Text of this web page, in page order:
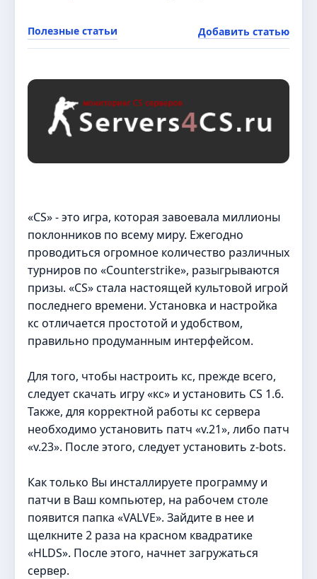
Полезные статьи Добавить статью
«CS» - это игра, которая завоевала миллионы
поклонников по всему миру. Ежегодно
проводиться огромное количество различных
турниров по «Counterstrike», разыгрываются
призы. «CS» стала настоящей культовой игрой
последнего времени. Установка и настройка
кс отличается простотой и удобством,
правильно продуманным интерфейсом.
Для того, чтобы настроить кс, прежде всего,
следует скачать игру «кс» и установить CS 1.6.
Также, для корректной работы кс сервера
необходимо установить патч «v.21», либо патч
«v.23». После этого, следует установить z-bots.
Как только Вы инсталлируете программу и
патчи в Ваш компьютер, на рабочем столе
появится папка «VALVE». Зайдите в нее и
щелкните 2 раза на красном квадратике
«HLDS». После этого, начнет загружаться
сервер.